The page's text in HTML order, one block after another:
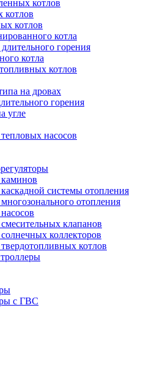
котлов
котлов
котлов
котла
горения
котла
котлов
на дровах
горения
угле
насосов
системы отопления
отопления
клапанов
коллекторов
котлов
с ГВС